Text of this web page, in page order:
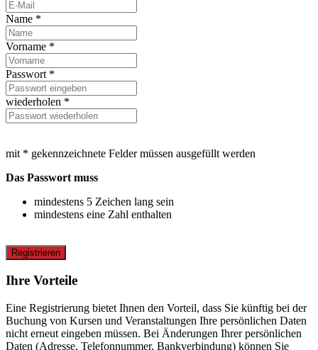
Name *
Vorname *
Passwort *
wiederholen *
mit * gekennzeichnete Felder müssen ausgefüllt werden
Das Passwort muss
mindestens 5 Zeichen lang sein
mindestens eine Zahl enthalten
Registrieren
Ihre Vorteile
Eine Registrierung bietet Ihnen den Vorteil, dass Sie künftig bei der
Buchung von Kursen und Veranstaltungen Ihre persönlichen Daten
nicht erneut eingeben müssen. Bei Änderungen Ihrer persönlichen
Daten (Adresse, Telefonnummer, Bankverbindung) können Sie